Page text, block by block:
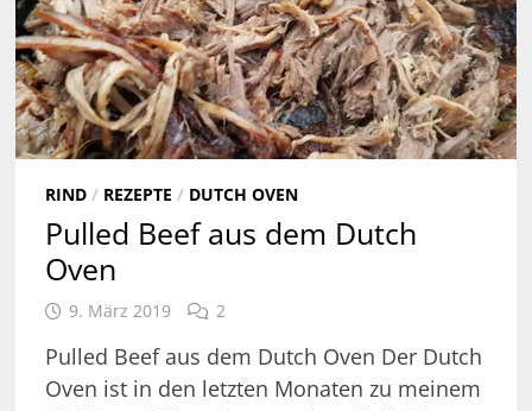
RIND/ REZEPTE / DUTCH OVEN
Pulled Beef aus dem Dutch
Oven
9. März 2019 2
Pulled Beef aus dem Dutch Oven Der Dutch
Oven ist in den letzten Monaten zu meinem